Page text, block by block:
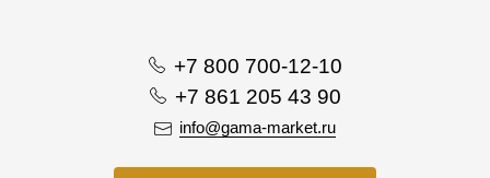
+7 800 700-12-10
+7 861 205 43 90
info@gama-market.ru